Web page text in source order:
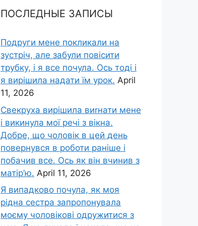
ПОСЛЕДНЫЕ ЗАПИСЫ
Подруги мене покликали на
зустріч, але забули повісити
трубку, і я все почула. Ось тоді і
я вирішила надати їм урок. April
11, 2026
Свекруха вирішила виrнати мене
і викинула мої речі з вікна.
Добре, що чоловік в цей день
повернувся в роботи раніше і
побачив все. Ось як він вчинив з
матір’ю. April 11, 2026
Я випадково почула, як моя
рідна сестра запропонувала
моєму чоловікові одружитися з